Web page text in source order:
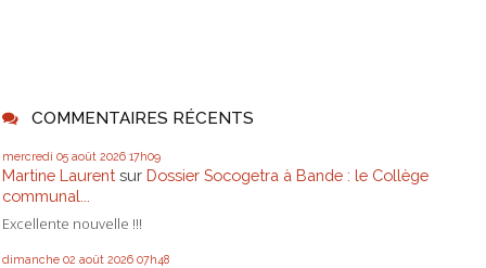
COMMENTAIRES RÉCENTS
mercredi 05 août 2026 17h09
Martine Laurent sur Dossier Socogetra à Bande : le Collège
communal...
Excellente nouvelle !!!
dimanche 02 août 2026 07h48